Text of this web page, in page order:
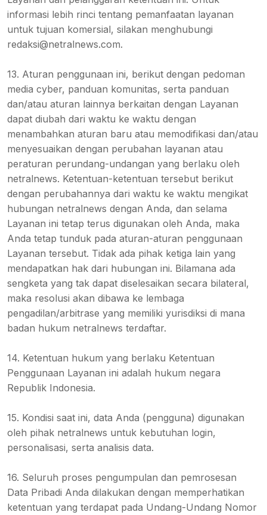
informasi lebih rinci tentang pemanfaatan layanan
untuk tujuan komersial, silakan menghubungi
redaksi@netralnews.com.
13. Aturan penggunaan ini, berikut dengan pedoman
media cyber, panduan komunitas, serta panduan
dan/atau aturan lainnya berkaitan dengan Layanan
dapat diubah dari waktu ke waktu dengan
menambahkan aturan baru atau memodifikasi dan/atau
menyesuaikan dengan perubahan layanan atau
peraturan perundang-undangan yang berlaku oleh
netralnews. Ketentuan-ketentuan tersebut berikut
dengan perubahannya dari waktu ke waktu mengikat
hubungan netralnews dengan Anda, dan selama
Layanan ini tetap terus digunakan oleh Anda, maka
Anda tetap tunduk pada aturan-aturan penggunaan
Layanan tersebut. Tidak ada pihak ketiga lain yang
mendapatkan hak dari hubungan ini. Bilamana ada
sengketa yang tak dapat diselesaikan secara bilateral,
maka resolusi akan dibawa ke lembaga
pengadilan/arbitrase yang memiliki yurisdiksi di mana
badan hukum netralnews terdaftar.
14. Ketentuan hukum yang berlaku Ketentuan
Penggunaan Layanan ini adalah hukum negara
Republik Indonesia.
15. Kondisi saat ini, data Anda (pengguna) digunakan
oleh pihak netralnews untuk kebutuhan login,
personalisasi, serta analisis data.
16. Seluruh proses pengumpulan dan pemrosesan
Data Pribadi Anda dilakukan dengan memperhatikan
ketentuan yang terdapat pada Undang-Undang Nomor